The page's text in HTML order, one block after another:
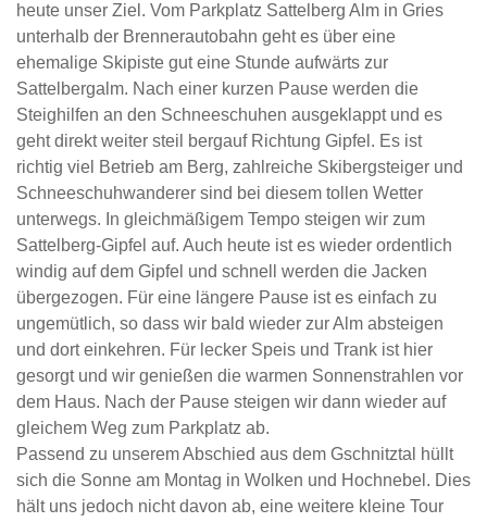
heute unser Ziel. Vom Parkplatz Sattelberg Alm in Gries
unterhalb der Brennerautobahn geht es über eine
ehemalige Skipiste gut eine Stunde aufwärts zur
Sattelbergalm. Nach einer kurzen Pause werden die
Steighilfen an den Schneeschuhen ausgeklappt und es
geht direkt weiter steil bergauf Richtung Gipfel. Es ist
richtig viel Betrieb am Berg, zahlreiche Skibergsteiger und
Schneeschuhwanderer sind bei diesem tollen Wetter
unterwegs. In gleichmäßigem Tempo steigen wir zum
Sattelberg-Gipfel auf. Auch heute ist es wieder ordentlich
windig auf dem Gipfel und schnell werden die Jacken
übergezogen. Für eine längere Pause ist es einfach zu
ungemütlich, so dass wir bald wieder zur Alm absteigen
und dort einkehren. Für lecker Speis und Trank ist hier
gesorgt und wir genießen die warmen Sonnenstrahlen vor
dem Haus. Nach der Pause steigen wir dann wieder auf
gleichem Weg zum Parkplatz ab.
Passend zu unserem Abschied aus dem Gschnitztal hüllt
sich die Sonne am Montag in Wolken und Hochnebel. Dies
hält uns jedoch nicht davon ab, eine weitere kleine Tour